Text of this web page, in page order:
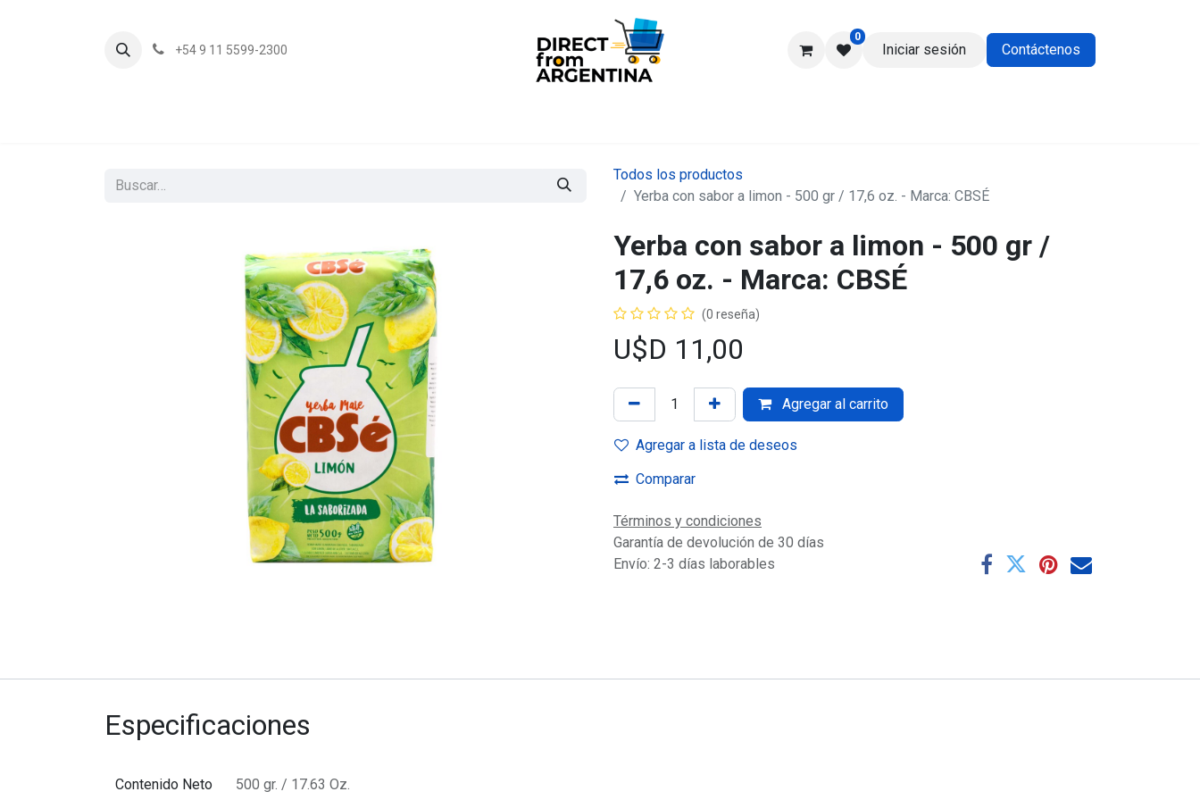
+54 9 11 5599-2300
0
Iniciar sesión Contáctenos
Todos los productos
Yerba con sabor a limon - 500 gr / 17,6 oz. - Marca: CBSÉ
Yerba con sabor a limon - 500 gr /
17,6 oz. - Marca: CBSÉ
(0 reseña)
U$D 11,00
Agregar al carrito
Agregar a lista de deseos
Comparar
Términos y condiciones
Garantía de devolución de 30 días
Envío: 2-3 días laborables
Especificaciones
Contenido Neto 500 gr. / 17.63 Oz.